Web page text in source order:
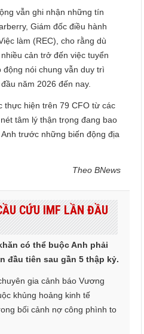
vẫn ghi nhận những tín
Giám đốc điều hành
làm (REC), cho rằng dù
cản trở đến việc tuyển
nói chung vẫn duy trì
năm 2026 đến nay.
thực hiện trên 79 CFO từ các
tâm lý thận trọng đang bao
trước những biến động địa
Theo BNews
CỨU IMF LẦN ĐẦU
có thể buộc Anh phải
đầu tiên sau gần 5 thập kỷ.
gia cảnh báo Vương
khủng hoảng kinh tế
bối cảnh nợ công phình to